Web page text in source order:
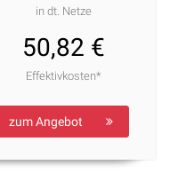
in dt. Netze
50,82 €
Effektivkosten*
zum Angebot